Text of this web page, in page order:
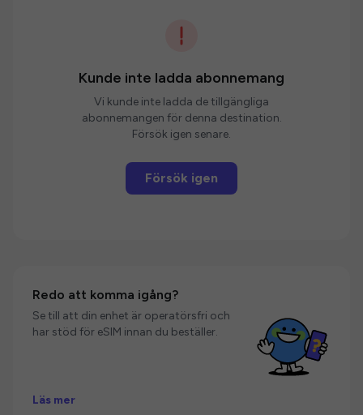
Kunde inte ladda abonnemang
Vi kunde inte ladda de tillgängliga
abonnemangen för denna destination.
Försök igen senare.
Försök igen
Redo att komma igång?
Se till att din enhet är operatörsfri och
har stöd för eSIM innan du beställer.
Läs mer